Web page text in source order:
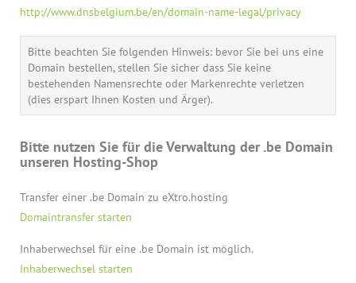
http://www.dnsbelgium.be/en/domain-name-legal/privacy
Bitte beachten Sie folgenden Hinweis: bevor Sie bei uns eine
Domain bestellen, stellen Sie sicher dass Sie keine
bestehenden Namensrechte oder Markenrechte verletzen
(dies erspart Ihnen Kosten und Ärger).
Bitte nutzen Sie für die Verwaltung der .be Domain
unseren Hosting-Shop
Transfer einer .be Domain zu eXtro.hosting
Domaintransfer starten
Inhaberwechsel für eine .be Domain ist möglich.
Inhaberwechsel starten